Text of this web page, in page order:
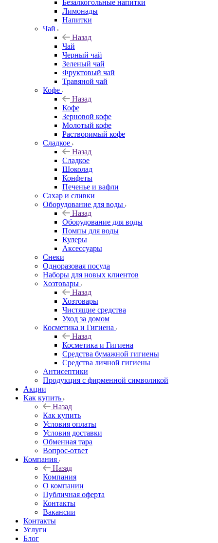
Безалкогольные напитки
Лимонады
Напитки
Чай
Назад
Чай
Черный чай
Зеленый чай
Фруктовый чай
Травяной чай
Кофе
Назад
Кофе
Зерновой кофе
Молотый кофе
Растворимый кофе
Сладкое
Назад
Сладкое
Шоколад
Конфеты
Печенье и вафли
Сахар и сливки
Оборудование для воды
Назад
Оборудование для воды
Помпы для воды
Кулеры
Аксессуары
Снеки
Одноразовая посуда
Наборы для новых клиентов
Хозтовары
Назад
Хозтовары
Чистящие средства
Уход за домом
Косметика и Гигиена
Назад
Косметика и Гигиена
Средства бумажной гигиены
Средства личной гигиены
Антисептики
Продукция с фирменной символикой
Акции
Как купить
Назад
Как купить
Условия оплаты
Условия доставки
Обменная тара
Вопрос-ответ
Компания
Назад
Компания
О компании
Публичная оферта
Контакты
Вакансии
Контакты
Услуги
Блог